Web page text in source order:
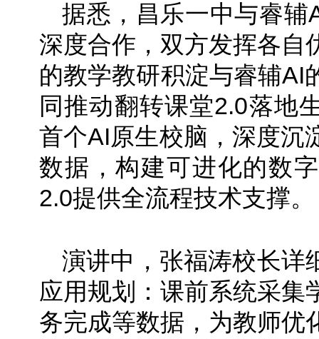
据悉，昌乐一中与睿辅
深度合作，双方发挥各自
的教学教研积淀与睿辅AI
同推动翻转课堂2.0落地
首个AI原生校脑，深度沉
数据，构建可进化的数
2.0提供全流程技术支撑。
演讲中，张福涛校长详
应用规划：课前系统采集
务完成等数据，为教师优